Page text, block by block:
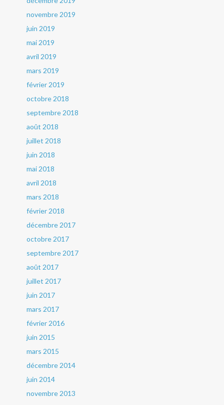
novembre 2019
juin 2019
mai 2019
avril 2019
mars 2019
février 2019
octobre 2018
septembre 2018
août 2018
juillet 2018
juin 2018
mai 2018
avril 2018
mars 2018
février 2018
décembre 2017
octobre 2017
septembre 2017
août 2017
juillet 2017
juin 2017
mars 2017
février 2016
juin 2015
mars 2015
décembre 2014
juin 2014
novembre 2013